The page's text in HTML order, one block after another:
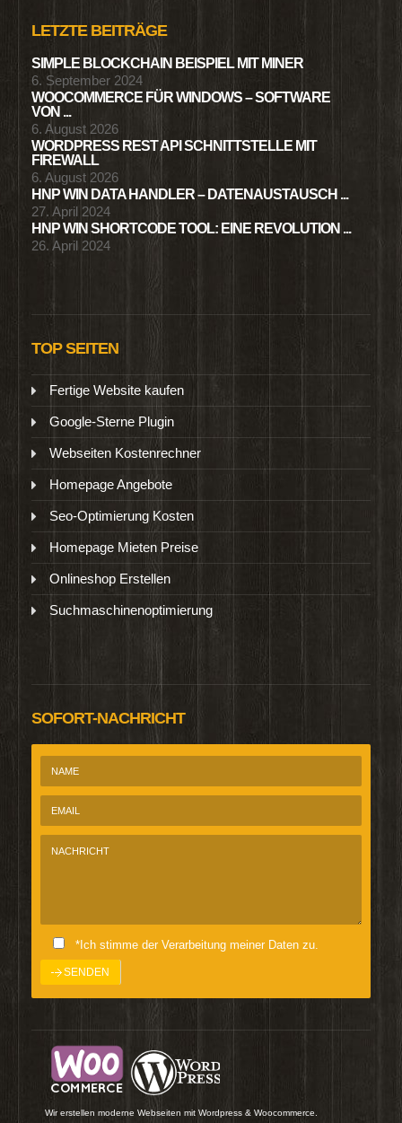
LETZTE BEITRÄGE
SIMPLE BLOCKCHAIN BEISPIEL MIT MINER
6. September 2024
WOOCOMMERCE FÜR WINDOWS – SOFTWARE
VON ...
6. August 2026
WORDPRESS REST API SCHNITTSTELLE MIT
FIREWALL
6. August 2026
HNP WIN DATA HANDLER – DATENAUSTAUSCH ...
27. April 2024
HNP WIN SHORTCODE TOOL: EINE REVOLUTION ...
26. April 2024
TOP SEITEN
Fertige Website kaufen
Google-Sterne Plugin
Webseiten Kostenrechner
Homepage Angebote
Seo-Optimierung Kosten
Homepage Mieten Preise
Onlineshop Erstellen
Suchmaschinenoptimierung
SOFORT-NACHRICHT
*Ich stimme der Verarbeitung meiner Daten zu.
Wir erstellen moderne Webseiten mit Wordpress & Woocommerce.